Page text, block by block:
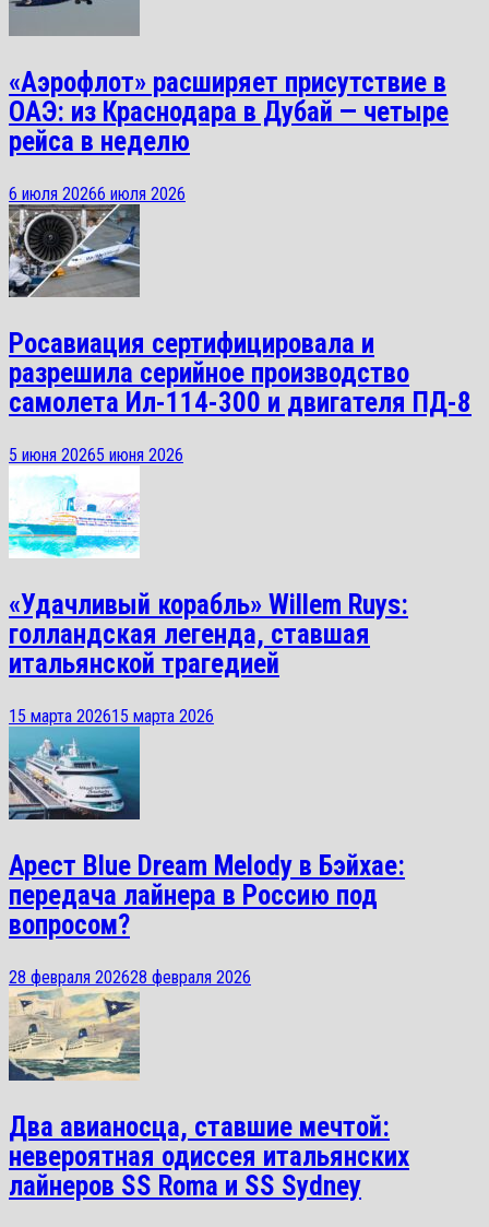
«Аэрофлот» расширяет присутствие в
ОАЭ: из Краснодара в Дубай — четыре
рейса в неделю
6 июля 20266 июля 2026
Росавиация сертифицировала и
разрешила серийное производство
самолета Ил-114-300 и двигателя ПД-8
5 июня 20265 июня 2026
«Удачливый корабль» Willem Ruys:
голландская легенда, ставшая
итальянской трагедией
15 марта 202615 марта 2026
Арест Blue Dream Melody в Бэйхае:
передача лайнера в Россию под
вопросом?
28 февраля 202628 февраля 2026
Два авианосца, ставшие мечтой:
невероятная одиссея итальянских
лайнеров SS Roma и SS Sydney